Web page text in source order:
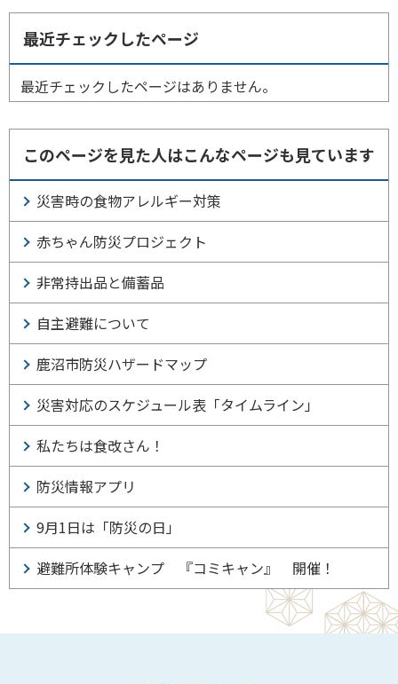
最近チェックしたページ
最近チェックしたページはありません。
このページを見た人はこんなページも見ています
災害時の食物アレルギー対策
赤ちゃん防災プロジェクト
非常持出品と備蓄品
自主避難について
鹿沼市防災ハザードマップ
災害対応のスケジュール表「タイムライン」
私たちは食改さん！
防災情報アプリ
9月1日は「防災の日」
避難所体験キャンプ 『コミキャン』 開催！